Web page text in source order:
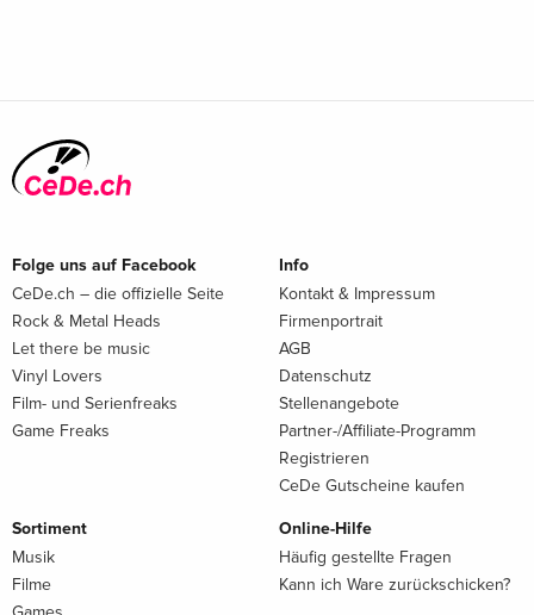
Folge uns auf Facebook
CeDe.ch – die offizielle Seite
Rock & Metal Heads
Let there be music
Vinyl Lovers
Film- und Serienfreaks
Game Freaks
Info
Kontakt & Impressum
Firmenportrait
AGB
Datenschutz
Stellenangebote
Partner-/Affiliate-Programm
Registrieren
CeDe Gutscheine kaufen
Sortiment
Musik
Filme
Online-Hilfe
Häufig gestellte Fragen
Kann ich Ware zurückschicken?